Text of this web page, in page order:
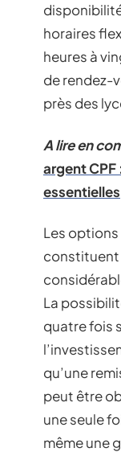
horaires
heures à
de rendez-
près des
A lire en
argent
essentielles
Les
constituent
La
quatre fois
qu’une
peut être
une seule
même une